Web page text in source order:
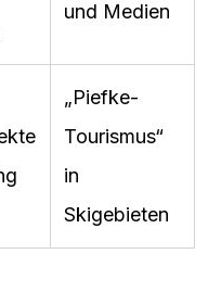
und Medien
„Piefke-
Tourismus“
in
Skigebieten